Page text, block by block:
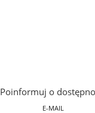
Poinformuj o
E-MAIL